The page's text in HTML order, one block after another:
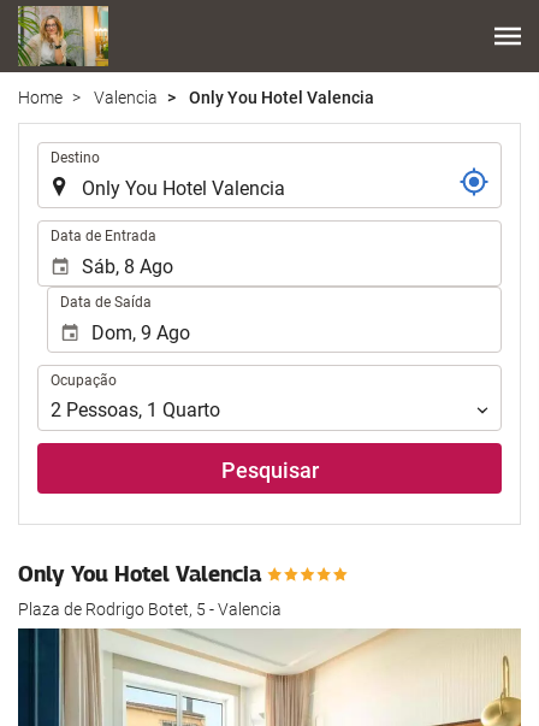
Home Valencia Only You Hotel Valencia
Destino
Data de Entrada
Data de Saída
Ocupação
Ocupação
2 Pessoas, 1 Quarto
Pesquisar
Only You Hotel Valencia
Plaza de Rodrigo Botet, 5 - Valencia